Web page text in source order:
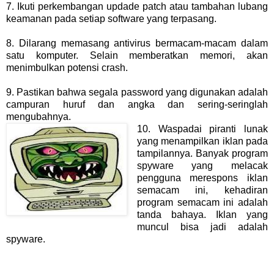
7. Ikuti perkembangan updade patch atau tambahan lubang
keamanan pada setiap software yang terpasang.
8. Dilarang memasang antivirus bermacam-macam dalam
satu komputer. Selain memberatkan memori, akan
menimbulkan potensi crash.
9. Pastikan bahwa segala password yang digunakan adalah
campuran huruf dan angka dan sering-seringlah
mengubahnya.
10. Waspadai piranti lunak
yang menampilkan iklan pada
tampilannya. Banyak program
spyware yang melacak
pengguna merespons iklan
semacam ini, kehadiran
program semacam ini adalah
tanda bahaya. Iklan yang
muncul bisa jadi adalah
spyware.